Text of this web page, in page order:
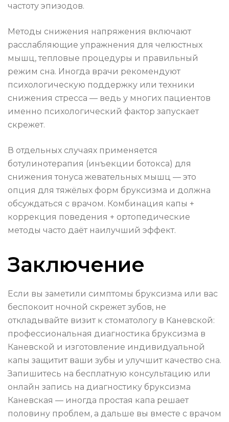
частоту эпизодов.
Методы снижения напряжения включают
расслабляющие упражнения для челюстных
мышц, тепловые процедуры и правильный
режим сна. Иногда врачи рекомендуют
психологическую поддержку или техники
снижения стресса — ведь у многих пациентов
именно психологический фактор запускает
скрежет.
В отдельных случаях применяется
ботулинотерапия (инъекции ботокса) для
снижения тонуса жевательных мышц — это
опция для тяжёлых форм бруксизма и должна
обсуждаться с врачом. Комбинация капы +
коррекция поведения + ортопедические
методы часто даёт наилучший эффект.
Заключение
Если вы заметили симптомы бруксизма или вас
беспокоит ночной скрежет зубов, не
откладывайте визит к стоматологу в Каневской:
профессиональная диагностика бруксизма в
Каневской и изготовление индивидуальной
капы защитит ваши зубы и улучшит качество сна.
Запишитесь на бесплатную консультацию или
онлайн запись на диагностику бруксизма
Каневская — иногда простая капа решает
половину проблем, а дальше вы вместе с врачом